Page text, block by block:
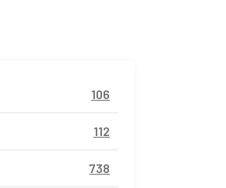
106
112
738